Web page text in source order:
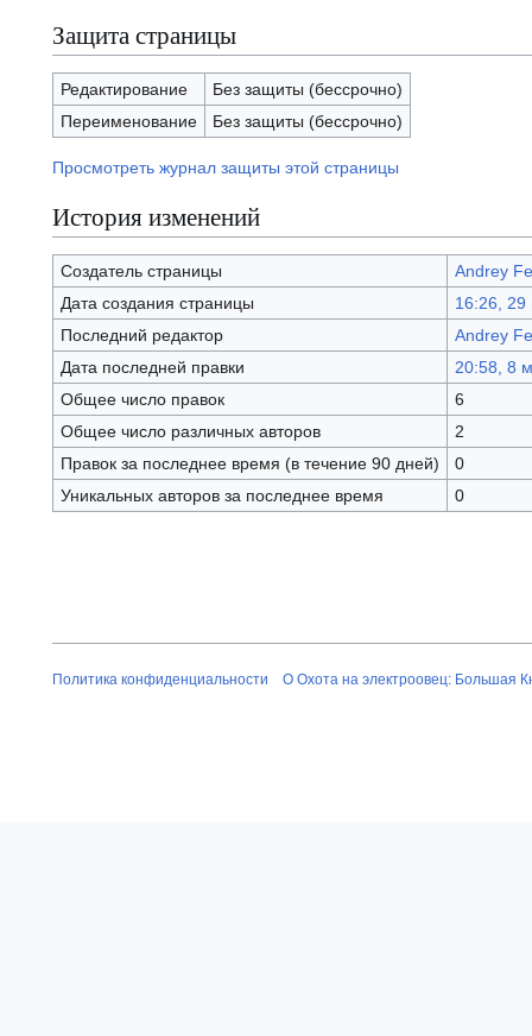
Защита страницы
Редактирование
Без защиты (бессрочно)
Переименование
Без защиты (бессрочно)
Просмотреть журнал защиты этой страницы
История изменений
Создатель страницы
Andrey
Дата создания страницы
16:26, 29
Последний редактор
Andrey
Дата последней правки
20:58, 8
Общее число правок
6
Общее число различных авторов
2
Правок за последнее время (в течение 90 дней)
0
Уникальных авторов за последнее время
0
Политика конфиденциальности О Охота на электроовец: Большая